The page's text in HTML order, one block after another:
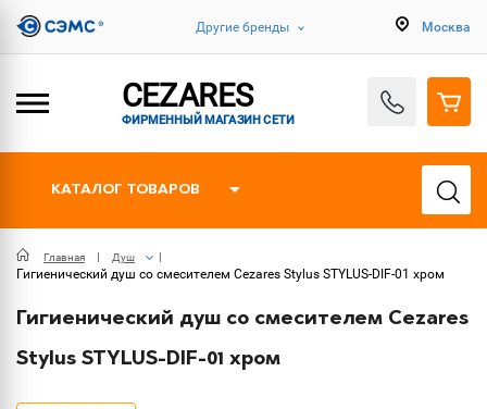
Другие бренды Москва
CEZARES
ФИРМЕННЫЙ МАГАЗИН СЕТИ
КАТАЛОГ ТОВАРОВ
Главная Душ
Гигиенический душ со смесителем Cezares Stylus STYLUS-DIF-01 хром
Гигиенический душ со смесителем Cezares
Stylus STYLUS-DIF-01 хром